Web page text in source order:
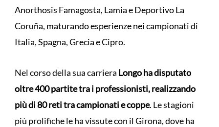
Anorthosis Famagosta, Lamia e Deportivo La
Coruña, maturando esperienze nei campionati di
Italia, Spagna, Grecia e Cipro.
Nel corso della sua carriera Longo ha disputato
oltre 400 partite tra i professionisti, realizzando
più di 80 reti tra campionati e coppe. Le stagioni
più prolifiche le ha vissute con il Girona, dove ha